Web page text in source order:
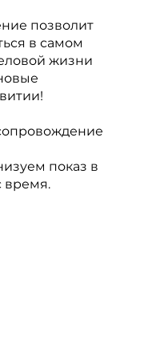
позволит
в самом
жизни
показ в
время.